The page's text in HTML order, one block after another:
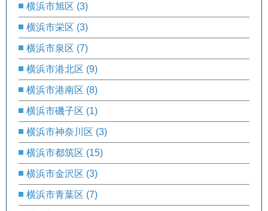
横浜市旭区 (3)
横浜市栄区 (3)
横浜市泉区 (7)
横浜市港北区 (9)
横浜市港南区 (8)
横浜市磯子区 (1)
横浜市神奈川区 (3)
横浜市都筑区 (15)
横浜市金沢区 (3)
横浜市青葉区 (7)